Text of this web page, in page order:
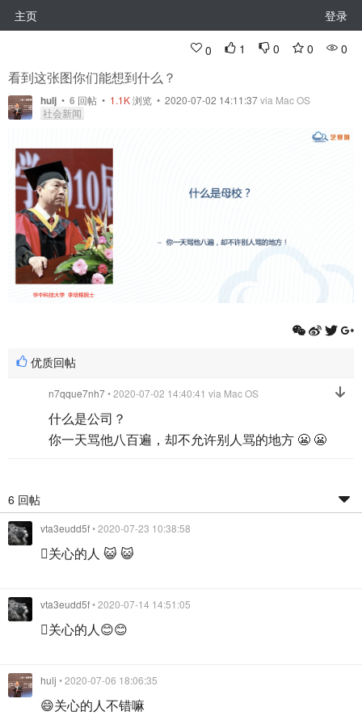
主页 登录
0 1 0 0 0
看到这张图你们能想到什么？
hulj • 6 回帖 • 1.1K浏览 • 2020-07-02 14:11:37via Mac OS
社会新闻
优质回帖
n7qque7nh7• 2020-07-02 14:40:41 via Mac OS
什么是公司？
你一天骂他八百遍，却不允许别人骂的地方 😬 😬
6 回帖
vta3eudd5f• 2020-07-23 10:38:58
关心的人 😺 😺
vta3eudd5f• 2020-07-14 14:51:05
关心的人😊😊
hulj • 2020-07-06 18:06:35
😄关心的人不错嘛